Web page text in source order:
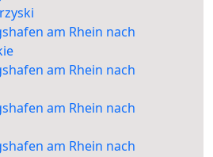
am Rhein nach
am Rhein nach
am Rhein nach
am Rhein nach